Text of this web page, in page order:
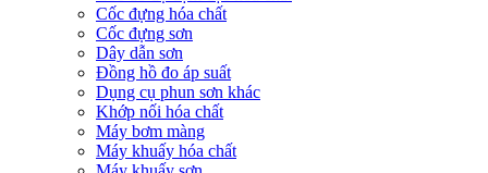
Cốc đựng hóa chất
Cốc đựng sơn
Dây dẫn sơn
Đồng hồ đo áp suất
Dụng cụ phun sơn khác
Khớp nối hóa chất
Máy bơm màng
Máy khuấy hóa chất